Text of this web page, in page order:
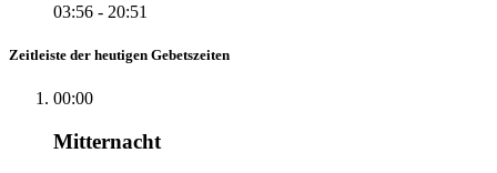
03:56 - 20:51
Zeitleiste der heutigen Gebetszeiten
00:00
Mitternacht